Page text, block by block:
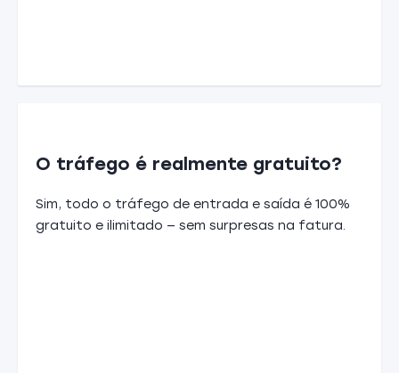
O tráfego é realmente gratuito?
Sim, todo o tráfego de entrada e saída é 100%
gratuito e ilimitado — sem surpresas na fatura.